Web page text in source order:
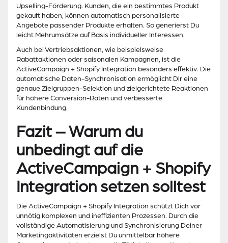
Upselling-Förderung. Kunden, die ein bestimmtes Produkt
gekauft haben, können automatisch personalisierte
Angebote passender Produkte erhalten. So generierst Du
leicht Mehrumsätze auf Basis individueller Interessen.
Auch bei Vertriebsaktionen, wie beispielsweise
Rabattaktionen oder saisonalen Kampagnen, ist die
ActiveCampaign + Shopify Integration besonders effektiv. Die
automatische Daten-Synchronisation ermöglicht Dir eine
genaue Zielgruppen-Selektion und zielgerichtete Reaktionen
für höhere Conversion-Raten und verbesserte
Kundenbindung.
Fazit – Warum du
unbedingt auf die
ActiveCampaign + Shopify
Integration setzen solltest
Die ActiveCampaign + Shopify Integration schützt Dich vor
unnötig komplexen und ineffizienten Prozessen. Durch die
vollständige Automatisierung und Synchronisierung Deiner
Marketingaktivitäten erzielst Du unmittelbar höhere